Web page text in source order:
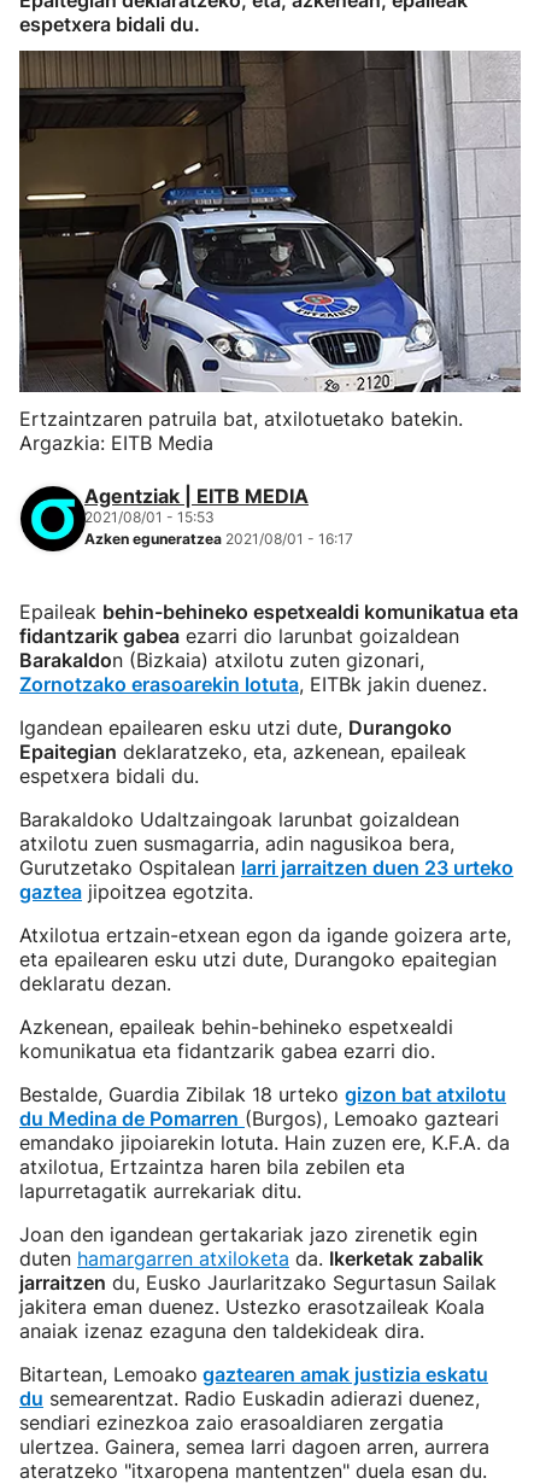
espetxera bidali du.
Ertzaintzaren patruila bat, atxilotuetako batekin.
Argazkia: EITB Media
Agentziak | EITB MEDIA
2021/08/01 - 15:53
Azken eguneratzea 2021/08/01 - 16:17
Epaileak behin-behineko espetxealdi komunikatua eta
fidantzarik gabea ezarri dio larunbat goizaldean
Barakaldon (Bizkaia) atxilotu zuten gizonari,
Zornotzako erasoarekin lotuta, EITBk jakin duenez.
Igandean epailearen esku utzi dute, Durangoko
Epaitegian deklaratzeko, eta, azkenean, epaileak
espetxera bidali du.
Barakaldoko Udaltzaingoak larunbat goizaldean
atxilotu zuen susmagarria, adin nagusikoa bera,
Gurutzetako Ospitalean larri jarraitzen duen 23 urteko
gaztea jipoitzea egotzita.
Atxilotua ertzain-etxean egon da igande goizera arte,
eta epailearen esku utzi dute, Durangoko epaitegian
deklaratu dezan.
Azkenean, epaileak behin-behineko espetxealdi
komunikatua eta fidantzarik gabea ezarri dio.
Bestalde, Guardia Zibilak 18 urteko gizon bat atxilotu
du Medina de Pomarren (Burgos), Lemoako gazteari
emandako jipoiarekin lotuta. Hain zuzen ere, K.F.A. da
atxilotua, Ertzaintza haren bila zebilen eta
lapurretagatik aurrekariak ditu.
Joan den igandean gertakariak jazo zirenetik egin
duten hamargarren atxiloketa da. Ikerketak zabalik
jarraitzen du, Eusko Jaurlaritzako Segurtasun Sailak
jakitera eman duenez. Ustezko erasotzaileak Koala
anaiak izenaz ezaguna den taldekideak dira.
Bitartean, Lemoako gaztearen amak justizia eskatu
du semearentzat. Radio Euskadin adierazi duenez,
sendiari ezinezkoa zaio erasoaldiaren zergatia
ulertzea. Gainera, semea larri dagoen arren, aurrera
ateratzeko "itxaropena mantentzen" duela esan du.